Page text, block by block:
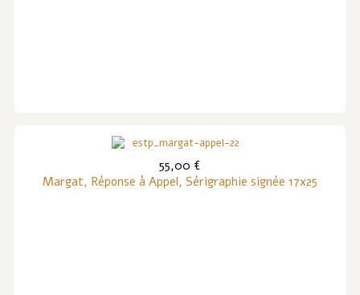
55,00 €
Margat, Réponse à Appel, Sérigraphie signée 17x25